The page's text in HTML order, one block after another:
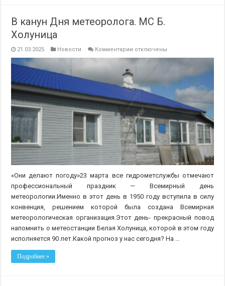
В канун Дня метеоролога. МС Б.
Холуница
21.03.2025 Новости Комментарии к
Дня
метеоролога.
МС
Холуница
отключены
«Они делают погоду»23 марта все гидрометслужбы отмечают
профессиональный праздник — Всемирный день
метеорологии.Именно в этот день в 1950 году вступила в силу
конвенция, решением которой была создана Всемирная
метеорологическая организация.Этот день- прекрасный повод
напомнить о метеостанции Белая Холуница, которой в этом году
исполняется 90 лет.Какой прогноз у нас сегодня? На …
Подробнее »